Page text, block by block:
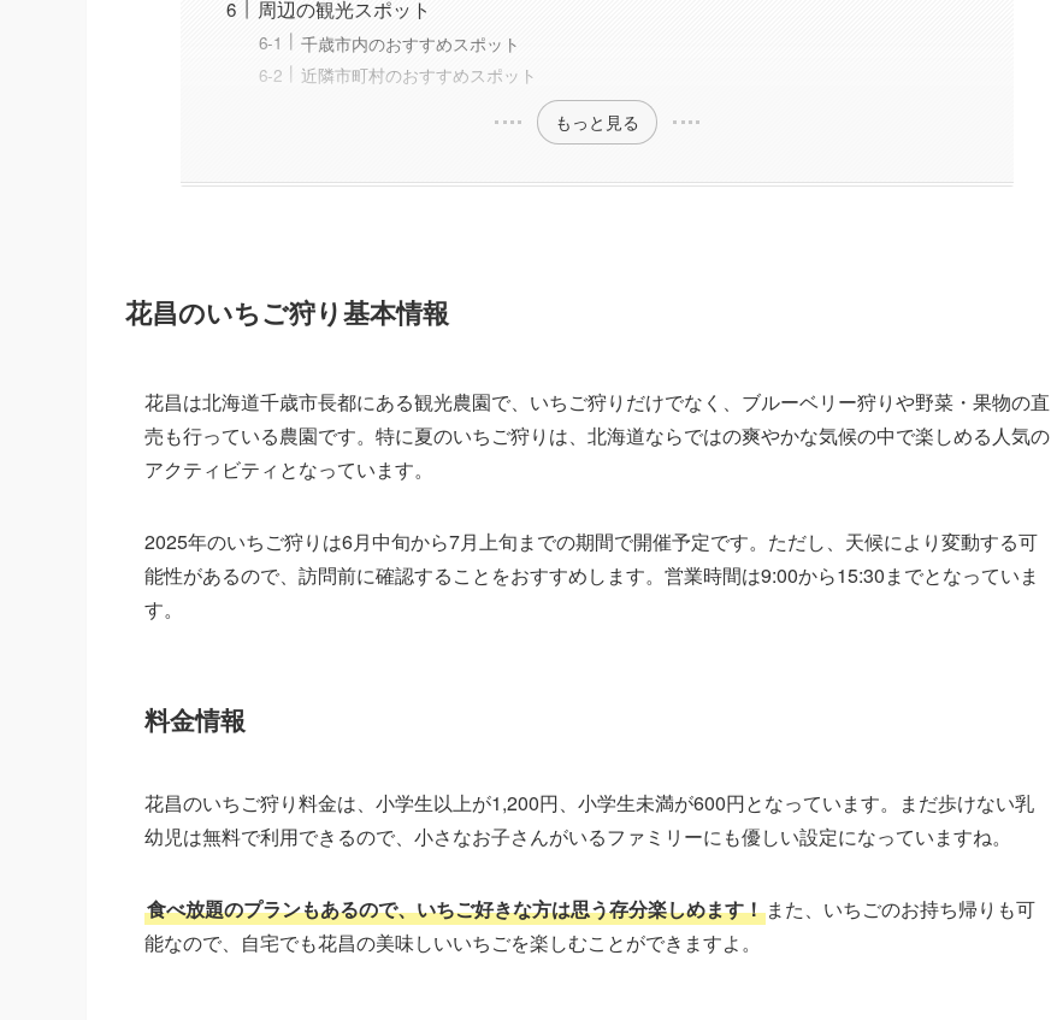
周辺の観光スポット
千歳市内のおすすめスポット
近隣市町村のおすすめスポット
もっと見る
花昌のいちご狩り基本情報
花昌は北海道千歳市長都にある観光農園で、いちご狩りだけでなく、ブルーベリー狩りや野菜・果物の直
売も行っている農園です。特に夏のいちご狩りは、北海道ならではの爽やかな気候の中で楽しめる人気の
アクティビティとなっています。
2025年のいちご狩りは6月中旬から7月上旬までの期間で開催予定です。ただし、天候により変動する可
能性があるので、訪問前に確認することをおすすめします。営業時間は9:00から15:30までとなっていま
す。
料金情報
花昌のいちご狩り料金は、小学生以上が1,200円、小学生未満が600円となっています。まだ歩けない乳
幼児は無料で利用できるので、小さなお子さんがいるファミリーにも優しい設定になっていますね。
食べ放題のプランもあるので、いちご好きな方は思う存分楽しめます！ また、いちごのお持ち帰りも可
能なので、自宅でも花昌の美味しいいちごを楽しむことができますよ。